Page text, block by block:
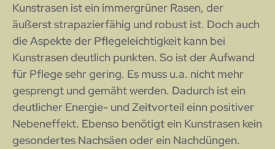
Kunstrasen ist ein immergrüner Rasen, der
äußerst strapazierfähig und robust ist. Doch auch
die Aspekte der Pflegeleichtigkeit kann bei
Kunstrasen deutlich punkten. So ist der Aufwand
für Pflege sehr gering. Es muss u.a. nicht mehr
gesprengt und gemäht werden. Dadurch ist ein
deutlicher Energie- und Zeitvorteil einn positiver
Nebeneffekt. Ebenso benötigt ein Kunstrasen kein
gesondertes Nachsäen oder ein Nachdüngen.